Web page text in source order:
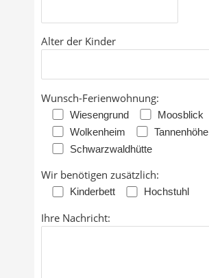
Alter der Kinder
Wunsch-Ferienwohnung:
Wiesengrund
Moosblick
Wolkenheim
Tannenhöhe
Schwarzwaldhütte
Wir benötigen zusätzlich:
Kinderbett Hochstuhl
Ihre Nachricht: